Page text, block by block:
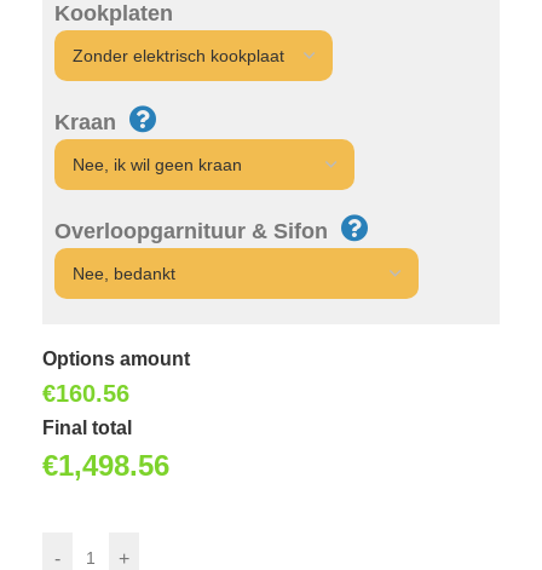
Kookplaten
Kraan
Overloopgarnituur & Sifon
Options amount
€160.56
Final total
€1,498.56
- +